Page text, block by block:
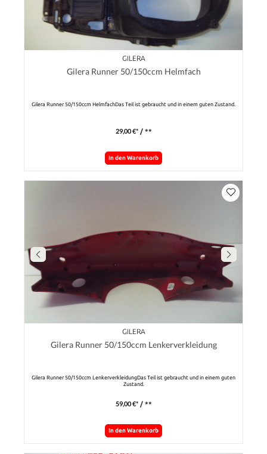
GILERA
Gilera Runner 50/150ccm Helmfach
Gilera Runner 50/150ccm HelmfachDas Teil ist gebraucht und in einem guten Zustand.
29,00 €* / **
In den Warenkorb
GILERA
Gilera Runner 50/150ccm Lenkerverkleidung
Gilera Runner 50/150ccm LenkerverkleidungDas Teil ist gebraucht und in einem guten
Zustand.
59,00 €* / **
In den Warenkorb